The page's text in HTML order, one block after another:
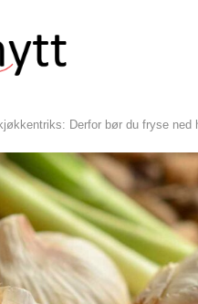
Derfor bør du fryse ned